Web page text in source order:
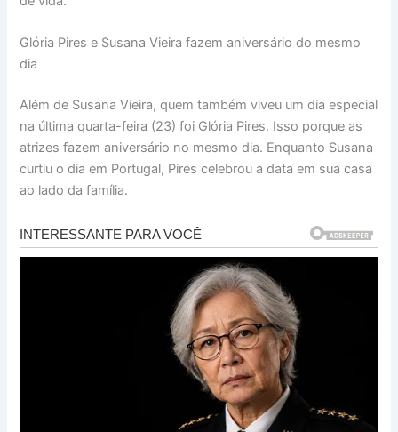
Glória Pires e Susana Vieira fazem aniversário do mesmo
dia
Além de Susana Vieira, quem também viveu um dia especial
na última quarta-feira (23) foi Glória Pires. Isso porque as
atrizes fazem aniversário no mesmo dia. Enquanto Susana
curtiu o dia em Portugal, Pires celebrou a data em sua casa
ao lado da família.